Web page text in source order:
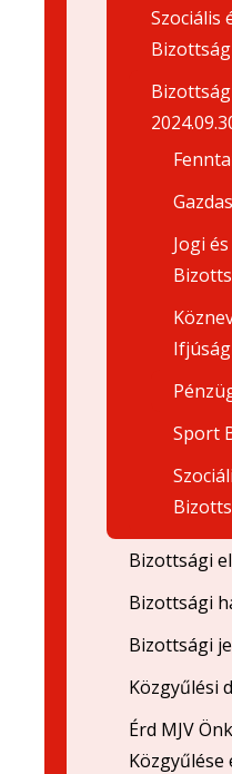
Szociális
Bizottság
Jogi
Sport
Bizottsági
Bizottsági
Bizottsági
Közgyűlési
Érd MJV
Közgyűlése